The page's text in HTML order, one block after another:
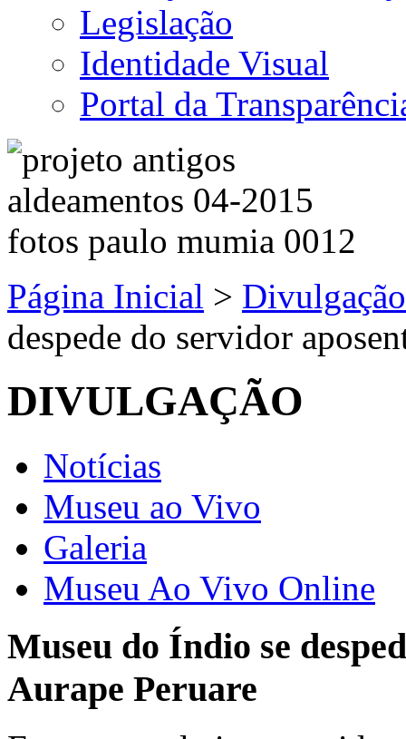
Legislação
Identidade Visual
Portal da
Página Inicial > Divulgação
despede do servidor
DIVULGAÇÃO
Notícias
Museu ao Vivo
Galeria
Museu Ao Vivo Online
Museu do Índio se
Aurape Peruare